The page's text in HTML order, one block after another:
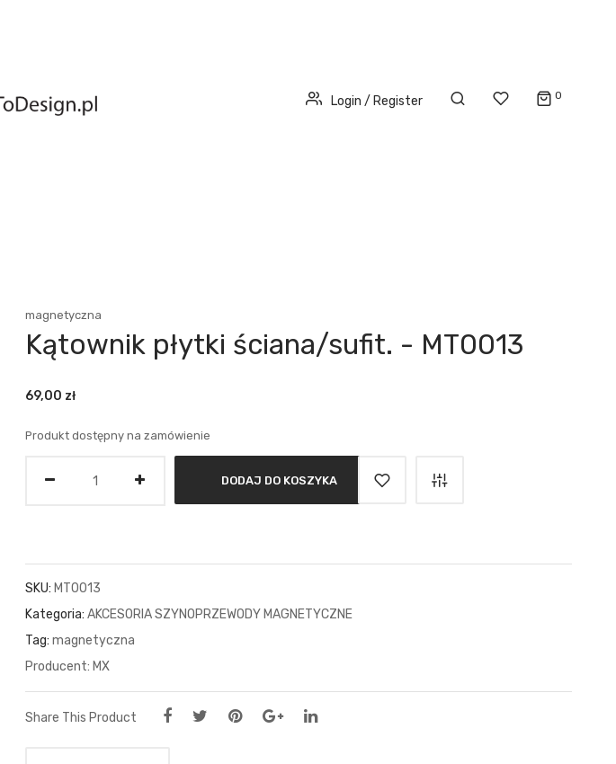
Login / Register 0
magnetyczna
Kątownik płytki ściana/sufit. - MT0013
69,00 zł
Produkt dostępny na zamówienie
DODAJ DO KOSZYKA
SKU: MT0013
Kategoria: AKCESORIA SZYNOPRZEWODY MAGNETYCZNE
Tag: magnetyczna
MX
Share This Product